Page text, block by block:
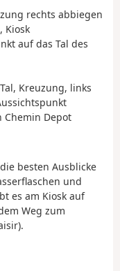
rechts abbiegen
Kiosk
auf das Tal des
Kreuzung, links
Chemin Depot
besten Ausblicke
und
es am Kiosk auf
Weg zum